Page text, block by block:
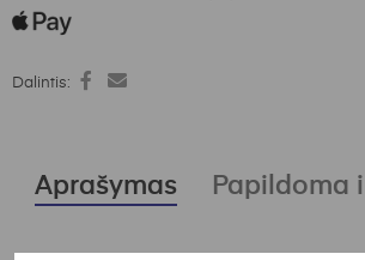
Dalintis:
Aprašymas Papildoma